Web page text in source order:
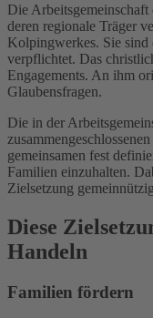
Die
deren regionale Träger
Kolpingwerkes. Sie
verpflichtet. Das
Engagements. An ihm
Glaubensfragen.
Die in der
gemeinsamen fest
Familien einzuhalten.
Zielsetzung
Diese
Handeln
Familien fördern